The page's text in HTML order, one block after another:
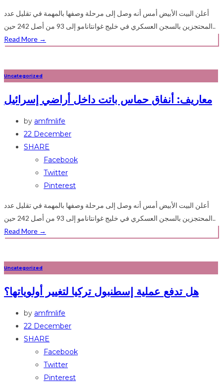
أعلن البيت الأبيض أمس أنه وصل إلى مرحلة وصفها بالمهمة في تقليل عدد
المحتجزين بالسجن العسكري في خليج غوانتانامو إلى 93 من أصل 242 حين..
Read More →
Uncategorized
معاريف: أنفاق حماس باتت داخل أراضي إسرائيل
by amfmlife
22 December
SHARE
Facebook
Twitter
Pinterest
أعلن البيت الأبيض أمس أنه وصل إلى مرحلة وصفها بالمهمة في تقليل عدد
المحتجزين بالسجن العسكري في خليج غوانتانامو إلى 93 من أصل 242 حين..
Read More →
Uncategorized
هل تدفع عملية إسطنبول تركيا لتغيير أولوياتها؟
by amfmlife
22 December
SHARE
Facebook
Twitter
Pinterest